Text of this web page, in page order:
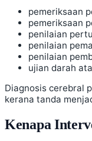
pemeriksaan
pemeriksaan
penilaian
penilaian
penilaian
ujian darah
Diagnosis cerebral
kerana tanda
Kenapa